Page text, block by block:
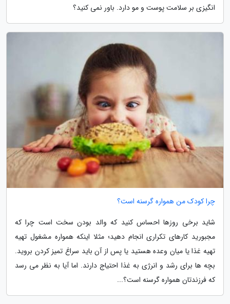
انگیزی بر سلامت پوست و مو دارد. باور نمی کنید؟
چرا کودک من همواره گرسنه است؟
شاید برخی روزها احساس کنید که والد بودن سخت است چرا که
مجبورید کارهای تکراری انجام دهید؛ مثلا اینکه همواره مشغول تهیه
تهیه غذا یا میان وعده هستید یا پس از آن باید سراغ تمیز کردن بروید.
بچه ها برای رشد و انرژی به غذا احتیاج دارند. اما آیا به نظر می رسد
که فرزندتان همواره گرسنه است؟...